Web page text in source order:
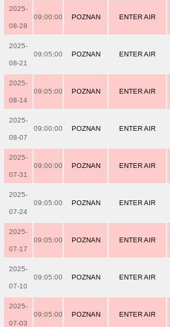
2025-
08-28
09:00:00 POZNAN ENTER AIR
2025-
08-21
09:05:00 POZNAN ENTER AIR
2025-
08-14
09:05:00 POZNAN ENTER AIR
2025-
08-07
09:00:00 POZNAN ENTER AIR
2025-
07-31
09:00:00 POZNAN ENTER AIR
2025-
07-24
09:05:00 POZNAN ENTER AIR
2025-
07-17
09:05:00 POZNAN ENTER AIR
2025-
07-10
09:05:00 POZNAN ENTER AIR
2025-
07-03
09:05:00 POZNAN ENTER AIR